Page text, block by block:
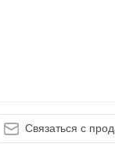
Связаться с